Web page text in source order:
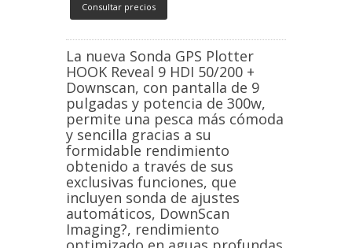
Consultar precios
La nueva Sonda GPS Plotter
HOOK Reveal 9 HDI 50/200 +
Downscan, con pantalla de 9
pulgadas y potencia de 300w,
permite una pesca más cómoda
y sencilla gracias a su
formidable rendimiento
obtenido a través de sus
exclusivas funciones, que
incluyen sonda de ajustes
automáticos, DownScan
Imaging?, rendimiento